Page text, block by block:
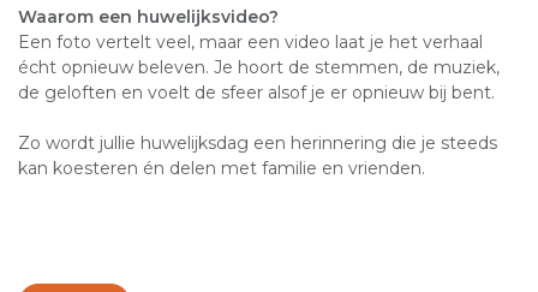
Waarom een huwelijksvideo?
Een foto vertelt veel, maar een video laat je het verhaal
écht opnieuw beleven. Je hoort de stemmen, de muziek,
de geloften en voelt de sfeer alsof je er opnieuw bij bent.
Zo wordt jullie huwelijksdag een herinnering die je steeds
kan koesteren én delen met familie en vrienden.